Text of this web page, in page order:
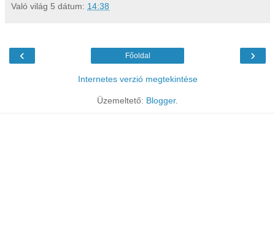
Való világ 5 dátum: 14:38
‹ ›
Főoldal
Internetes verzió megtekintése
Üzemeltető: Blogger.